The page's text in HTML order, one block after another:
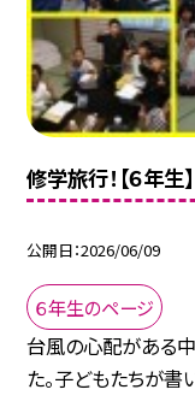
修学旅行！【６年生】
公開日 2026/06/09
６年生のページ
台風の心配がある中
た。子どもたちが書